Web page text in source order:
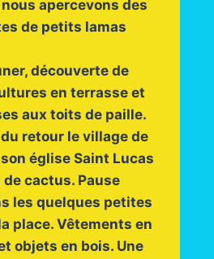
apercevons des
de petits lamas
découverte de
en terrasse et
aux toits de paille.
retour le village de
église Saint Lucas
cactus. Pause
les quelques petites
place. Vêtements en
objets en bois. Une